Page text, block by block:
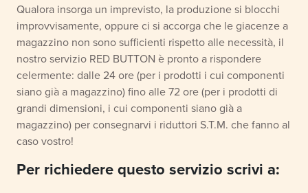
Qualora insorga un imprevisto, la produzione si blocchi
improvvisamente, oppure ci si accorga che le giacenze a
magazzino non sono sufficienti rispetto alle necessità, il
nostro servizio RED BUTTON è pronto a rispondere
celermente: dalle 24 ore (per i prodotti i cui componenti
siano già a magazzino) fino alle 72 ore (per i prodotti di
grandi dimensioni, i cui componenti siano già a
magazzino) per consegnarvi i riduttori S.T.M. che fanno al
caso vostro!
Per richiedere questo servizio scrivi a: